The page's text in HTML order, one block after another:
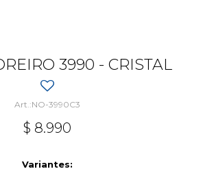
3990 - CRISTAL
NO-3990C3
$ 8.990
Variantes: